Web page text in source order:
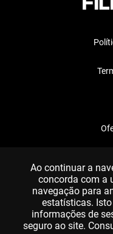
Ao continuar a
concorda com a
navegação para
estatísticas.
informações de
seguro ao site.